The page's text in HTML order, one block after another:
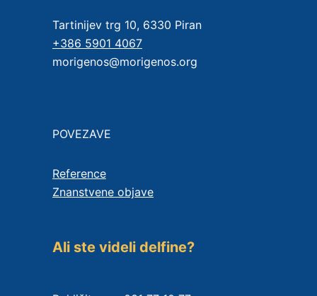
Tartinijev trg 10, 6330 Piran
+386 5901 4067
morigenos@morigenos.org
POVEZAVE
Reference
Znanstvene objave
Ali ste videli delfine?